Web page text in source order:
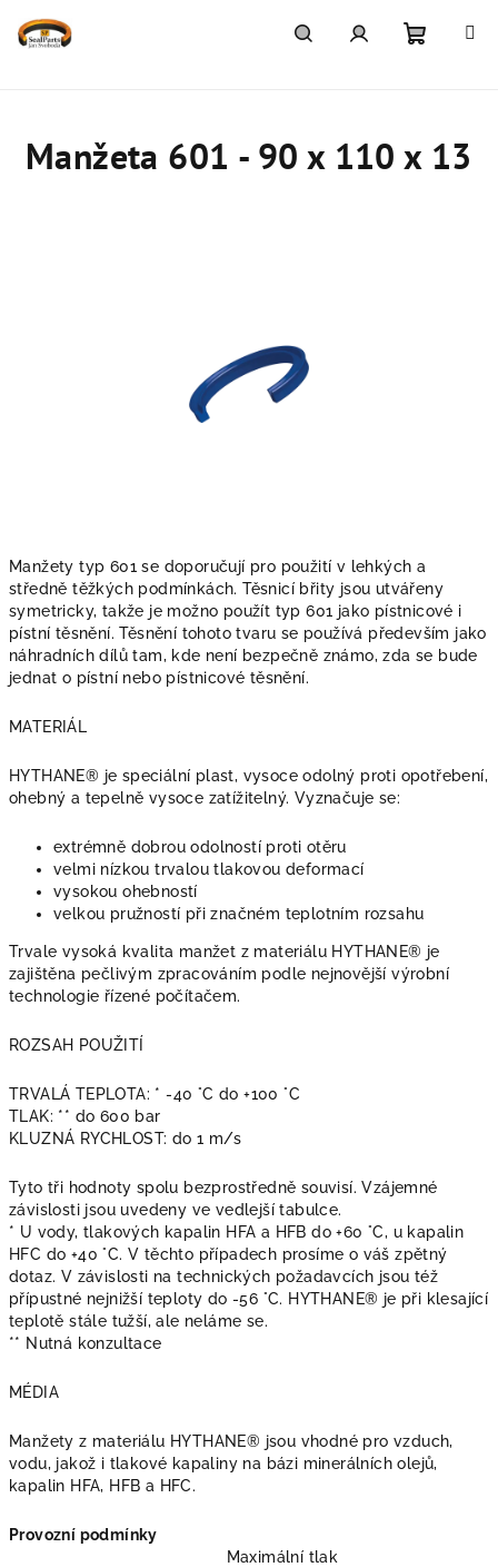
Manžety typ 601 se doporučují pro použití v lehkých a
středně těžkých podmínkách. Těsnicí břity jsou utvářeny
symetricky, takže je možno použít typ 601 jako pístnicové i
pístní těsnění. Těsnění tohoto tvaru se používá především jako
náhradních dílů tam, kde není bezpečně známo, zda se bude
jednat o pístní nebo pístnicové těsnění.
MATERIÁL
HYTHANE® je speciální plast, vysoce odolný proti opotřebení,
ohebný a tepelně vysoce zatížitelný. Vyznačuje se:
extrémně dobrou odolností proti otěru
velmi nízkou trvalou tlakovou deformací
vysokou ohebností
velkou pružností při značném teplotním rozsahu
Trvale vysoká kvalita manžet z materiálu HYTHANE® je
zajištěna pečlivým zpracováním podle nejnovější výrobní
technologie řízené počítačem.
ROZSAH POUŽITÍ
TRVALÁ TEPLOTA: * -40 °C do +100 °C
TLAK: ** do 600 bar
KLUZNÁ RYCHLOST: do 1 m/s
Tyto tři hodnoty spolu bezprostředně souvisí. Vzájemné
závislosti jsou uvedeny ve vedlejší tabulce.
* U vody, tlakových kapalin HFA a HFB do +60 °C, u kapalin
HFC do +40 °C. V těchto případech prosíme o váš zpětný
dotaz. V závislosti na technických požadavcích jsou též
přípustné nejnižší teploty do -56 °C. HYTHANE® je při klesající
teplotě stále tužší, ale neláme se.
** Nutná konzultace
MÉDIA
Manžety z materiálu HYTHANE® jsou vhodné pro vzduch,
vodu, jakož i tlakové kapaliny na bázi minerálních olejů,
kapalin HFA, HFB a HFC.
Provozní podmínky
Maximální tlak
Manžeta 601 - 90 x 110 x 13